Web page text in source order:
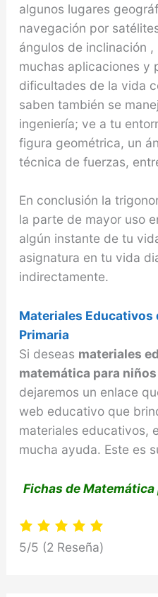
algunos lugares
navegación por
ángulos de inclinación
muchas aplicaciones y
dificultades de la vida
saben también se
ingeniería; ve a tu
figura geométrica, un
técnica de fuerzas,
En conclusión la
la parte de mayor uso
algún instante de tu
asignatura en tu vida
indirectamente.
Materiales Educativos
Primaria
Si deseas materiales
matemática para
dejaremos un enlace
web educativo que
materiales educativos,
mucha ayuda. Este es
Fichas de
5/5 (2 Reseña)